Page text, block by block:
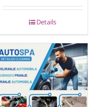
Details